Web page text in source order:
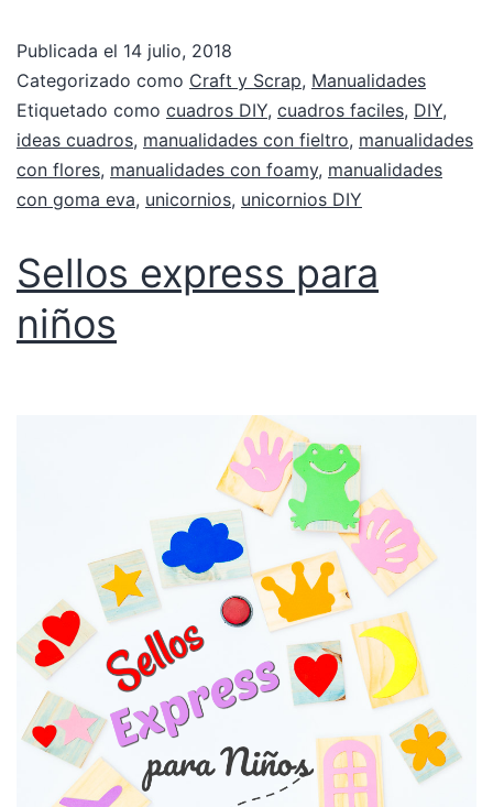
Publicada el 14 julio, 2018
Categorizado como Craft y Scrap, Manualidades
Etiquetado como cuadros DIY, cuadros faciles, DIY,
ideas cuadros, manualidades con fieltro, manualidades
con flores, manualidades con foamy, manualidades
con goma eva, unicornios, unicornios DIY
Sellos express para
niños